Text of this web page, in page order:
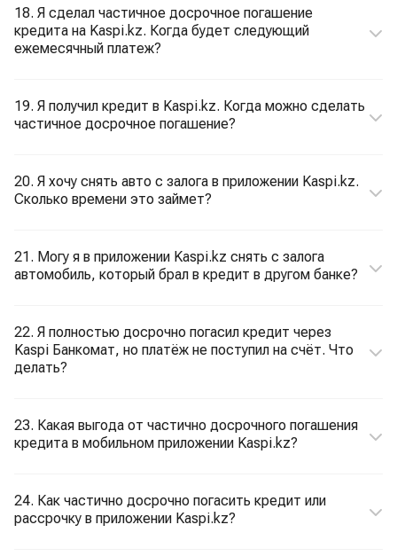
18. Я сделал частичное досрочное погашение
кредита на Kaspi.kz. Когда будет следующий
ежемесячный платеж?
19. Я получил кредит в Kaspi.kz. Когда можно сделать
частичное досрочное погашение?
20. Я хочу снять авто с залога в приложении Kaspi.kz.
Сколько времени это займет?
21. Могу я в приложении Kaspi.kz снять с залога
автомобиль, который брал в кредит в другом банке?
22. Я полностью досрочно погасил кредит через
Kaspi Банкомат, но платёж не поступил на счёт. Что
делать?
23. Какая выгода от частично досрочного погашения
кредита в мобильном приложении Kaspi.kz?
24. Как частично досрочно погасить кредит или
рассрочку в приложении Kaspi.kz?